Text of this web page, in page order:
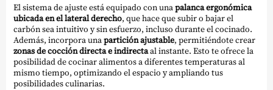
El sistema de ajuste está equipado con unapalanca ergonómica
ubicada en el lateral derecho, que hace que subir o bajar el
carbón sea intuitivo y sin esfuerzo, incluso durante el cocinado.
Además, incorpora unapartición ajustable, permitiéndote crear
zonas de cocción directa e indirectaal instante. Esto te ofrece la
posibilidad de cocinar alimentos a diferentes temperaturas al
mismo tiempo, optimizando el espacio y ampliando tus
posibilidades culinarias.